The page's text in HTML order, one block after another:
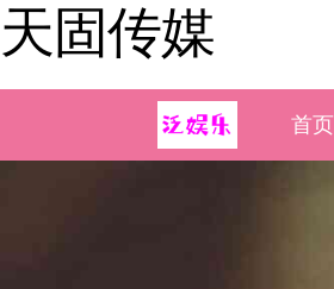
天固传媒
首页